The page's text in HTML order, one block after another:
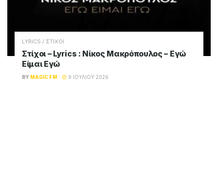
LYRICS / ΣΤΙΧΟΙ
Στίχοι – Lyrics : Νίκος Μακρόπουλος – Εγώ
Είμαι Εγώ
BY MAGIC FM 9 ΙΟΥΛΊΟΥ 2026